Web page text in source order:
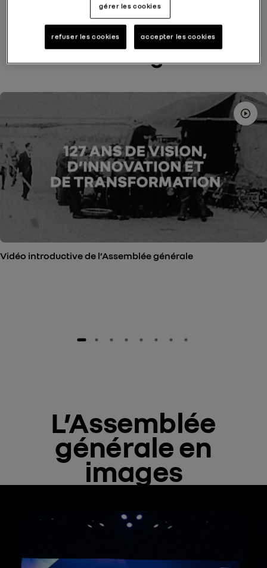
Retrouvez les vidéos
diffusées pendant
l’Assemblée générale
Vidéo introductive de l’Assemblée générale
L’Assemblée
générale en
images
gérer les cookies
refuser les cookies accepter les cookies